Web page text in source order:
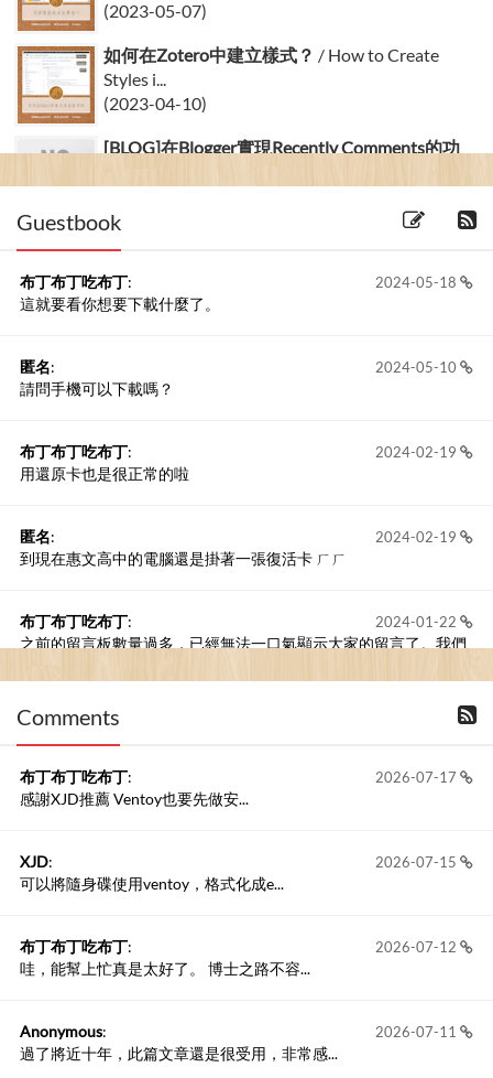
(2023-05-07)
如何在Zotero中建立樣式？ / How to Create
Styles i...
(2023-04-10)
[BLOG]在Blogger實現Recently Comments的功
Guestbook
2024-05-18
布丁布丁吃布丁:
這就要看你想要下載什麼了。
2024-05-10
匿名:
請問手機可以下載嗎？
2024-02-19
布丁布丁吃布丁:
用還原卡也是很正常的啦
2024-02-19
匿名:
到現在惠文高中的電腦還是掛著一張復活卡 ㄏㄏ
2024-01-22
布丁布丁吃布丁:
之前的留言板數量過多，已經無法一口氣顯示大家的留言了。我們
新開一個訪客留言板吧！
Comments
2026-07-17
布丁布丁吃布丁:
感謝XJD推薦 Ventoy也要先做安...
2026-07-15
XJD:
可以將隨身碟使用ventoy，格式化成e...
2026-07-12
布丁布丁吃布丁:
哇，能幫上忙真是太好了。 博士之路不容...
2026-07-11
Anonymous:
過了將近十年，此篇文章還是很受用，非常感...